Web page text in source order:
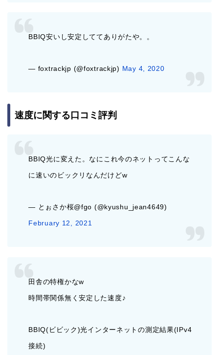
BBIQ安いし安定しててありがたや。。
— foxtrackjp (@foxtrackjp) May 4, 2020
速度に関する口コミ評判
BBIQ光に変えた。なにこれ今のネットってこんな
に速いのビックリなんだけどw
— とぉさか桜@fgo (@kyushu_jean4649)
February 12, 2021
田舎の特権かなw
時間帯関係無く安定した速度♪
BBIQ(ビビック)光インターネットの測定結果(IPv4
接続)